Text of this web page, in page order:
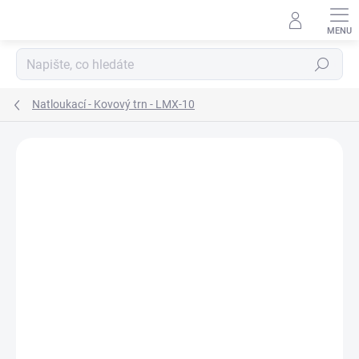
Hledat
Natloukací - Kovový trn - LMX-10